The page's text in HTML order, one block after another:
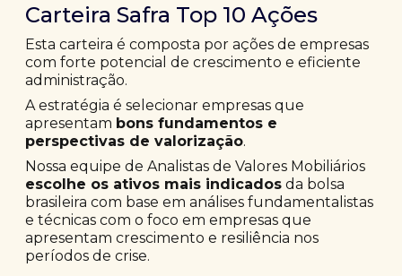
Carteira Safra Top 10 Ações
Esta carteira é composta por ações de empresas
com forte potencial de crescimento e eficiente
administração.
A estratégia é selecionar empresas que
apresentam bons fundamentos e
perspectivas de valorização.
Nossa equipe de Analistas de Valores Mobiliários
escolhe os ativos mais indicados da bolsa
brasileira com base em análises fundamentalistas
e técnicas com o foco em empresas que
apresentam crescimento e resiliência nos
períodos de crise.